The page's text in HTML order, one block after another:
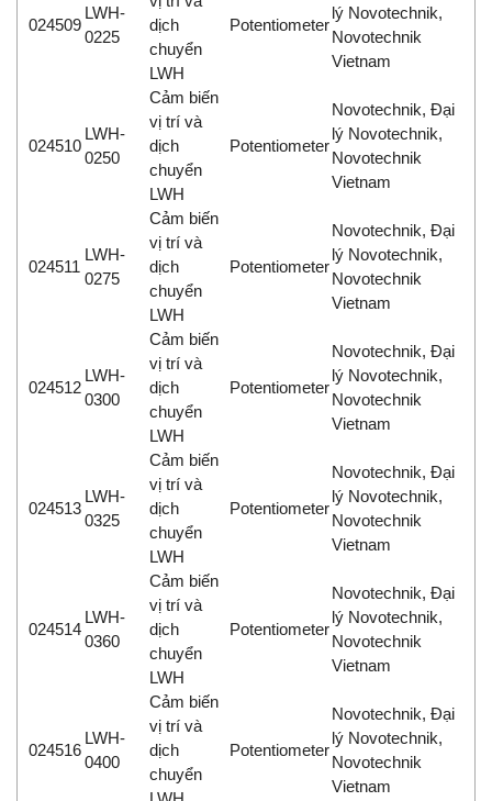
024509
LWH-
0225
dịch
chuyển
LWH
Potentiometer
lý Novotechnik,
Novotechnik
Vietnam
024510
LWH-
0250
Cảm biến
vị trí và
dịch
chuyển
LWH
Potentiometer
Novotechnik, Đại
lý Novotechnik,
Novotechnik
Vietnam
024511
LWH-
0275
Cảm biến
vị trí và
dịch
chuyển
LWH
Potentiometer
Novotechnik, Đại
lý Novotechnik,
Novotechnik
Vietnam
024512
LWH-
0300
Cảm biến
vị trí và
dịch
chuyển
LWH
Potentiometer
Novotechnik, Đại
lý Novotechnik,
Novotechnik
Vietnam
024513
LWH-
0325
Cảm biến
vị trí và
dịch
chuyển
LWH
Potentiometer
Novotechnik, Đại
lý Novotechnik,
Novotechnik
Vietnam
024514
LWH-
0360
Cảm biến
vị trí và
dịch
chuyển
LWH
Potentiometer
Novotechnik, Đại
lý Novotechnik,
Novotechnik
Vietnam
024516
LWH-
0400
Cảm biến
vị trí và
dịch
chuyển
Potentiometer
Novotechnik, Đại
lý Novotechnik,
Novotechnik
Vietnam